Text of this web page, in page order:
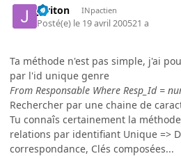
jpriton INpactien
Posté(e) le 19 avril 200521 a
Ta méthode n'est pas simple, j'ai
par l'id unique genre
From Responsable Where Resp_Id =
Rechercher par une chaine de
Tu connaîs certainement la
relations par identifiant Unique =>
correspondance, Clés composées...